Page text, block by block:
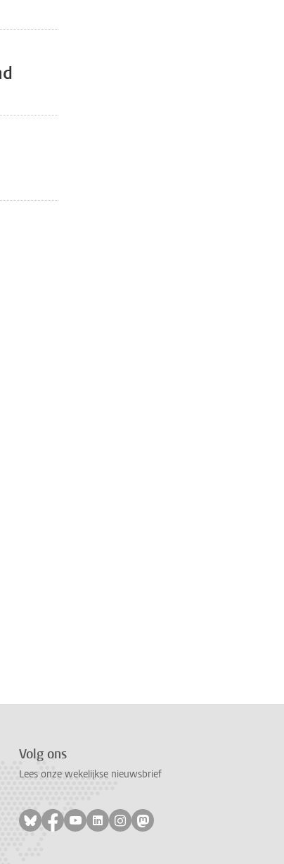
Volg ons
Lees onze wekelijkse nieuwsbrief
Volg ons op bluesky
Volg ons op facebook
Volg ons op youtube
Volg ons op linkedin
Volg ons op instagram
Volg ons op mastodon